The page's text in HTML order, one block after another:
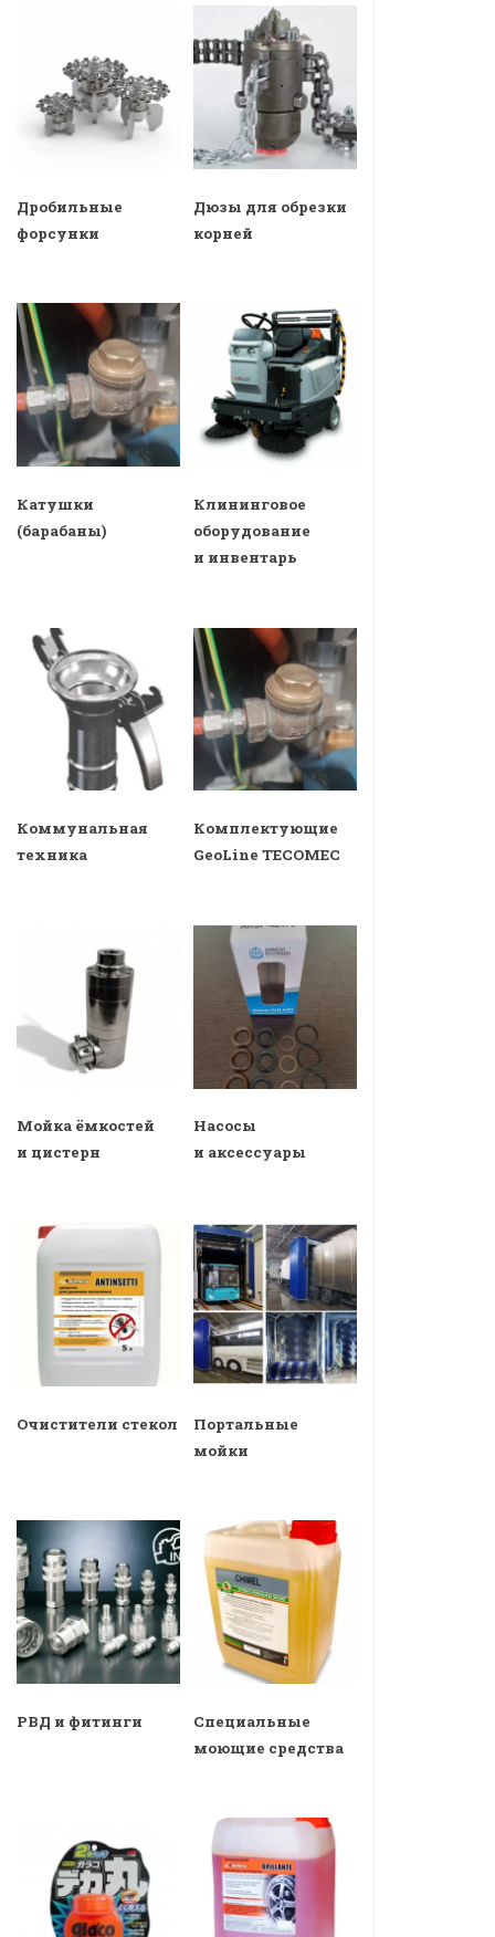
Дробильные
форсунки
Дюзы для обрезки
корней
Катушки
(барабаны)
Клининговое
оборудование
и инвентарь
Коммунальная
техника
Комплектующие
GeoLine TECOMEC
Мойка ёмкостей
и цистерн
Насосы
и аксессуары
Очистители стекол
Портальные
мойки
РВД и фитинги
Специальные
моющие средства